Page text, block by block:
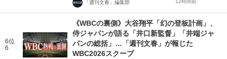
「週刊文春」編集部 12時間前
6位
6
《WBCの裏側》大谷翔平「幻の登板計画」、
侍ジャパンが語る「井口新監督」「井端ジャ
パンの総括」…「週刊文春」が報じた
WBC2026スクープ